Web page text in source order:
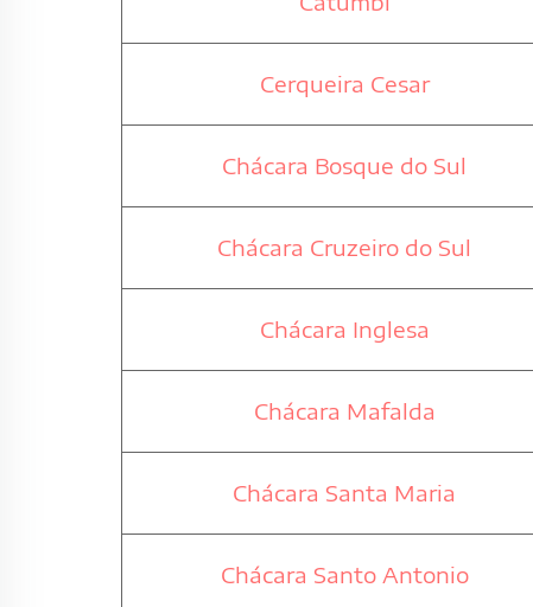
Cerqueira Cesar
Chácara Bosque do Sul
Chácara Cruzeiro do Sul
Chácara Inglesa
Chácara Mafalda
Chácara Santa Maria
Chácara Santo Antonio